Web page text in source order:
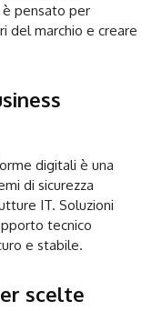
pensato per
del marchio e creare
digitali è una
di sicurezza
IT. Soluzioni
tecnico
e stabile.
scelte